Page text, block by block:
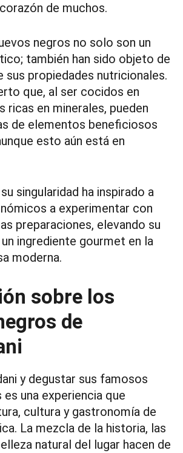
de muchos.
negros no solo son un
también han sido objeto de
sus propiedades nutricionales.
que, al ser cocidos en
ricas en minerales, pueden
de elementos beneficiosos
esto aún está en
singularidad ha inspirado a
a experimentar con
preparaciones, elevando su
ingrediente gourmet en la
moderna.
sobre los
de
y degustar sus famosos
es una experiencia que
cultura y gastronomía de
La mezcla de la historia, las
natural del lugar hacen de